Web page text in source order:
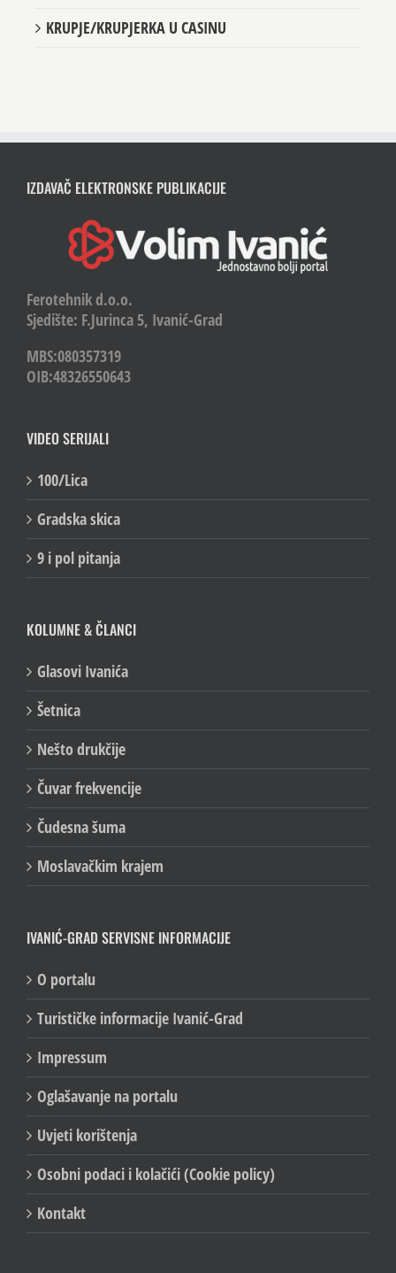
KRUPJE/KRUPJERKA U CASINU
IZDAVAČ ELEKTRONSKE PUBLIKACIJE
Ferotehnik d.o.o.
Sjedište: F.Jurinca 5, Ivanić-Grad
MBS:080357319
OIB:48326550643
VIDEO SERIJALI
100/Lica
Gradska skica
9 i pol pitanja
KOLUMNE & ČLANCI
Glasovi Ivanića
Šetnica
Nešto drukčije
Čuvar frekvencije
Čudesna šuma
Moslavačkim krajem
IVANIĆ-GRAD SERVISNE INFORMACIJE
O portalu
Turističke informacije Ivanić-Grad
Impressum
Oglašavanje na portalu
Uvjeti korištenja
Osobni podaci i kolačići (Cookie policy)
Kontakt